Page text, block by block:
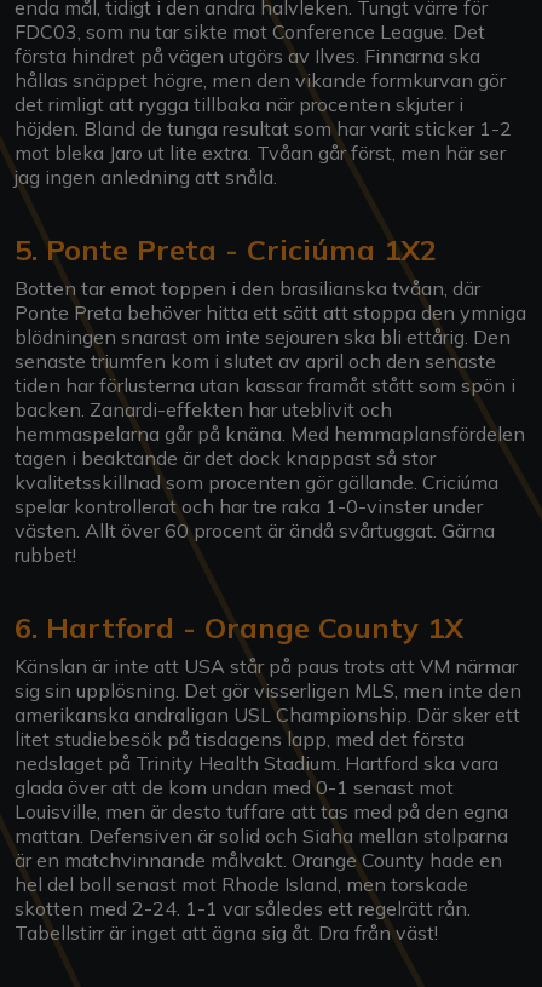
enda mål, tidigt i den andra halvleken. Tungt värre för
FDC03, som nu tar sikte mot Conference League. Det
första hindret på vägen utgörs av Ilves. Finnarna ska
hållas snäppet högre, men den vikande formkurvan gör
det rimligt att rygga tillbaka när procenten skjuter i
höjden. Bland de tunga resultat som har varit sticker 1-2
mot bleka Jaro ut lite extra. Tvåan går först, men här ser
jag ingen anledning att snåla.
5. Ponte Preta - Criciúma 1X2
Botten tar emot toppen i den brasilianska tvåan, där
Ponte Preta behöver hitta ett sätt att stoppa den ymniga
blödningen snarast om inte sejouren ska bli ettårig. Den
senaste triumfen kom i slutet av april och den senaste
tiden har förlusterna utan kassar framåt stått som spön i
backen. Zanardi-effekten har uteblivit och
hemmaspelarna går på knäna. Med hemmaplansfördelen
tagen i beaktande är det dock knappast så stor
kvalitetsskillnad som procenten gör gällande. Criciúma
spelar kontrollerat och har tre raka 1-0-vinster under
västen. Allt över 60 procent är ändå svårtuggat. Gärna
rubbet!
6. Hartford - Orange County 1X
Känslan är inte att USA står på paus trots att VM närmar
sig sin upplösning. Det gör visserligen MLS, men inte den
amerikanska andraligan USL Championship. Där sker ett
litet studiebesök på tisdagens lapp, med det första
nedslaget på Trinity Health Stadium. Hartford ska vara
glada över att de kom undan med 0-1 senast mot
Louisville, men är desto tuffare att tas med på den egna
mattan. Defensiven är solid och Siaha mellan stolparna
är en matchvinnande målvakt. Orange County hade en
hel del boll senast mot Rhode Island, men torskade
skotten med 2-24. 1-1 var således ett regelrätt rån.
Tabellstirr är inget att ägna sig åt. Dra från väst!